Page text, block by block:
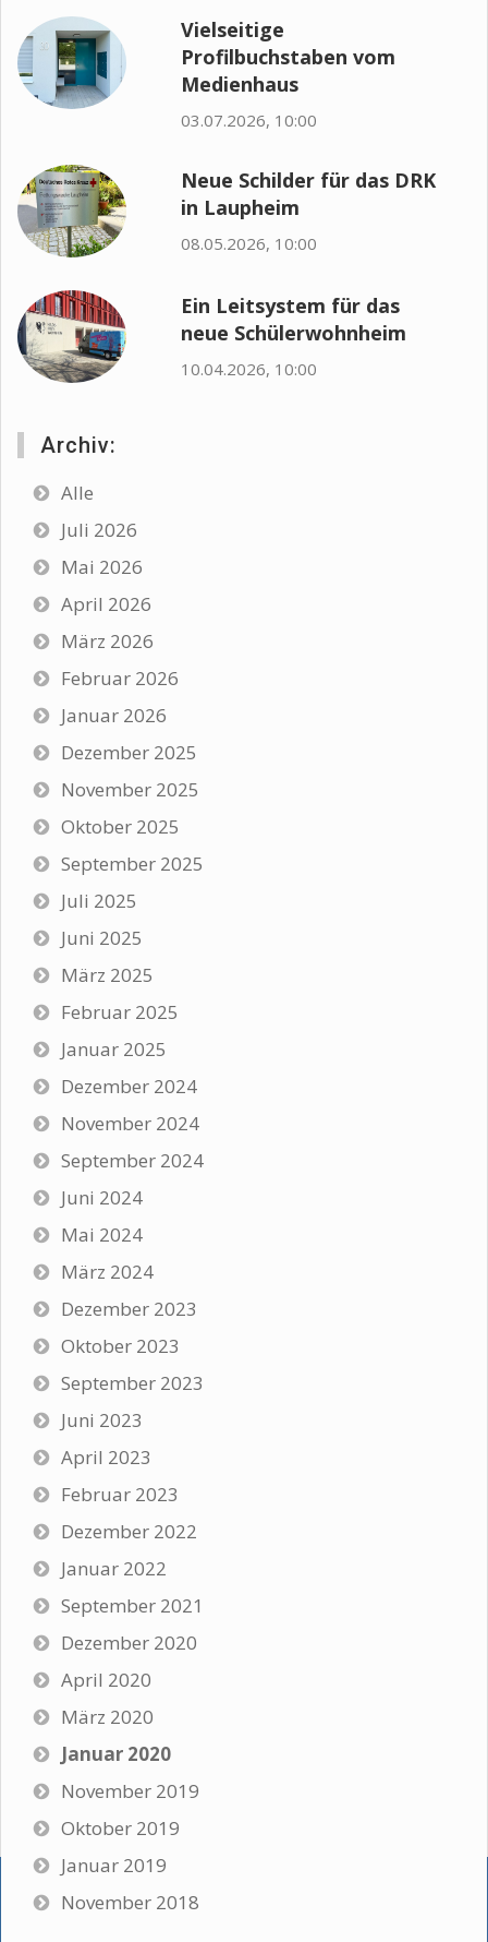
Vielseitige
Profilbuchstaben vom
Medienhaus
03.07.2026, 10:00
Neue Schilder für das DRK
in Laupheim
08.05.2026, 10:00
Ein Leitsystem für das
neue Schülerwohnheim
10.04.2026, 10:00
Archiv:
Alle
Juli 2026
Mai 2026
April 2026
März 2026
Februar 2026
Januar 2026
Dezember 2025
November 2025
Oktober 2025
September 2025
Juli 2025
Juni 2025
März 2025
Februar 2025
Januar 2025
Dezember 2024
November 2024
September 2024
Juni 2024
Mai 2024
März 2024
Dezember 2023
Oktober 2023
September 2023
Juni 2023
April 2023
Februar 2023
Dezember 2022
Januar 2022
September 2021
Dezember 2020
April 2020
März 2020
Januar 2020
November 2019
Oktober 2019
Januar 2019
November 2018